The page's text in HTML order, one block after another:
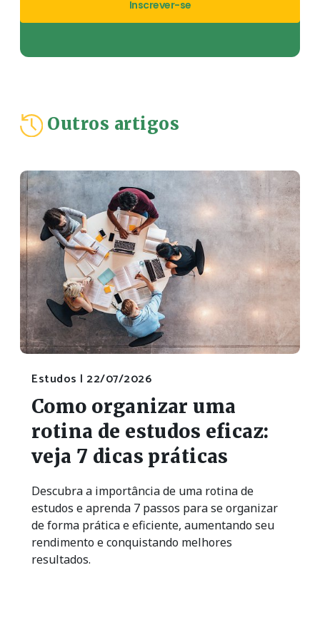
Inscrever-se
Outros artigos
Estudos | 22/07/2026
Como organizar uma
rotina de estudos eficaz:
veja 7 dicas práticas
Descubra a importância de uma rotina de
estudos e aprenda 7 passos para se organizar
de forma prática e eficiente, aumentando seu
rendimento e conquistando melhores
resultados.